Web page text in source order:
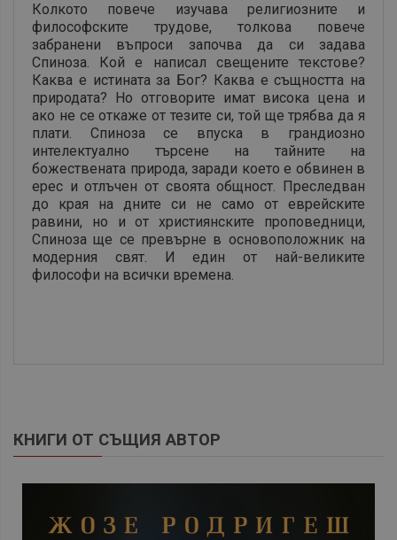
Колкото повече изучава религиозните и
философските трудове, толкова повече
забранени въпроси започва да си задава
Спиноза. Кой е написал свещените текстове?
Каква е истината за Бог? Каква е същността на
природата? Но отговорите имат висока цена и
ако не се откаже от тезите си, той ще трябва да я
плати. Спиноза се впуска в грандиозно
интелектуално търсене на тайните на
божествената природа, заради което е обвинен в
ерес и отлъчен от своята общност. Преследван
до края на дните си не само от еврейските
равини, но и от християнските проповедници,
Спиноза ще се превърне в основоположник на
модерния свят. И един от най-великите
философи на всички времена.
КНИГИ ОТ СЪЩИЯ АВТОР